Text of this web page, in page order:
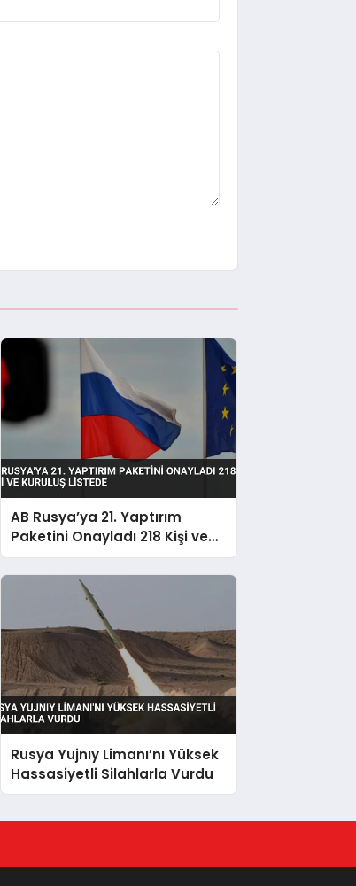
AB Rusya’ya 21. Yaptırım
Paketini Onayladı 218 Kişi ve
Kuruluş Listede
Rusya Yujnıy Limanı’nı Yüksek
Hassasiyetli Silahlarla Vurdu